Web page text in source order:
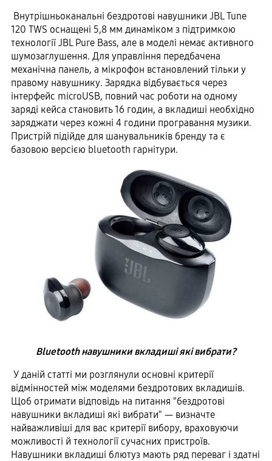
Внутрішньоканальні бездротові навушники JBL Tune
120 TWS оснащені 5,8 мм динаміком з підтримкою
технології JBL Pure Bass, але в моделі немає активного
шумозаглушення. Для управління передбачена
механічна панель, а мікрофон встановлений тільки у
правому навушнику. Зарядка відбувається через
інтерфейс microUSB, повний час роботи на одному
заряді кейса становить 16 годин, а вкладиші необхідно
заряджати через кожні 4 години програвання музики.
Пристрій підійде для шанувальників бренду та є
базовою версією bluetooth гарнітури.
Bluetooth навушники вкладиші які вибрати?
У даній статті ми розглянули основні критерії
відмінностей між моделями бездротових вкладишів.
Щоб отримати відповідь на питання "бездротові
навушники вкладиші які вибрати" — визначте
найважливіші для вас критерії вибору, враховуючи
можливості й технології сучасних пристроїв.
Навушники вкладиші блютуз мають ряд переваг і здатні